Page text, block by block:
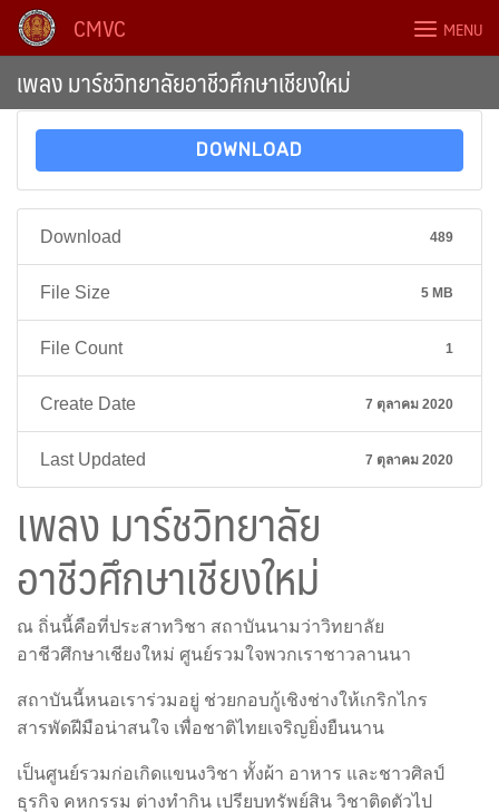
Skip
CMVC MENU
เพลง มาร์ชวิทยาลัยอาชีวศึกษาเชียงใหม่
DOWNLOAD
Download 489
File Size 5 MB
File Count 1
Create Date 7 ตุลาคม 2020
Last Updated 7 ตุลาคม 2020
เพลง มาร์ชวิทยาลัย
อาชีวศึกษาเชียงใหม่
ณ ถิ่นนี้คือที่ประสาทวิชา สถาบันนามว่าวิทยาลัย
อาชีวศึกษาเชียงใหม่ ศูนย์รวมใจพวกเราชาวลานนา
สถาบันนี้หนอเราร่วมอยู่ ช่วยกอบกู้เชิงช่างให้เกริกไกร
สารพัดฝีมือน่าสนใจ เพื่อชาติไทยเจริญยิ่งยืนนาน
เป็นศูนย์รวมก่อเกิดแขนงวิชา ทั้งผ้า อาหาร และชาวศิลป์
ธุรกิจ คหกรรม ต่างทำกิน เปรียบทรัพย์สิน วิชาติดตัวไป